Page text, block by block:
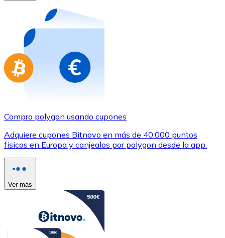
Compra tarjetas regalo de tus marcas favoritas con
Ir a la tienda de tarjetas regalo
Compra polygon usando cupones
Adquiere cupones Bitnovo en más de 40.000 puntos
físicos en Europa y canjealos por polygon desde la app.
Ver más